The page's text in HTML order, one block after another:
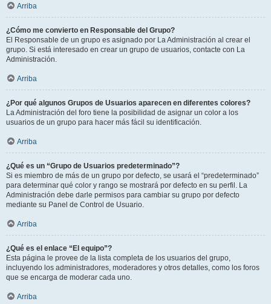
Arriba
¿Cómo me convierto en Responsable del Grupo?
El Responsable de un grupo es asignado por La Administración al crear el
grupo. Si está interesado en crear un grupo de usuarios, contacte con La
Administración.
Arriba
¿Por qué algunos Grupos de Usuarios aparecen en diferentes colores?
La Administración del foro tiene la posibilidad de asignar un color a los
usuarios de un grupo para hacer más fácil su identificación.
Arriba
¿Qué es un “Grupo de Usuarios predeterminado”?
Si es miembro de más de un grupo por defecto, se usará el “predeterminado”
para determinar qué color y rango se mostrará por defecto en su perfil. La
Administración debe darle permisos para cambiar su grupo por defecto
mediante su Panel de Control de Usuario.
Arriba
¿Qué es el enlace “El equipo”?
Esta página le provee de la lista completa de los usuarios del grupo,
incluyendo los administradores, moderadores y otros detalles, como los foros
que se encarga de moderar cada uno.
Arriba